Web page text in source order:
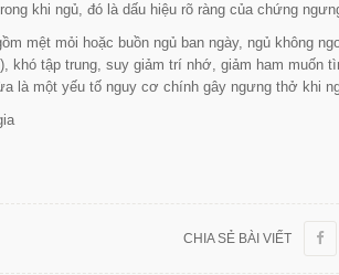
khi ngủ, đó là dấu hiệu rõ ràng của chứng
mệt mỏi hoặc buồn ngủ ban ngày, ngủ không
khó tập trung, suy giảm trí nhớ, giảm ham muốn
là một yếu tố nguy cơ chính gây ngưng thở khi
CHIA SẺ BÀI VIẾT